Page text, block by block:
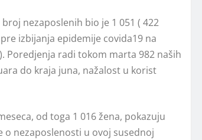
nezaposlenih bio je 1 051 ( 422
izbijanja epidemije covida19 na
Poredjenja radi tokom marta 982 naših
do kraja juna, nažalost u korist
od toga 1 016 žena, pokazuju
nezaposlenosti u ovoj susednoj